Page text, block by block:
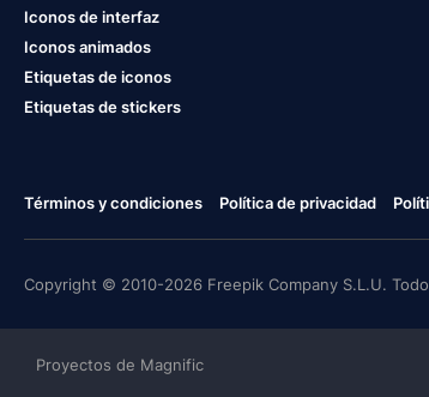
Iconos de interfaz
Iconos animados
Etiquetas de iconos
Etiquetas de stickers
Términos y condiciones Política de privacidad
Copyright © 2010-2026 Freepik Company S.L.U.
Proyectos de Magnific